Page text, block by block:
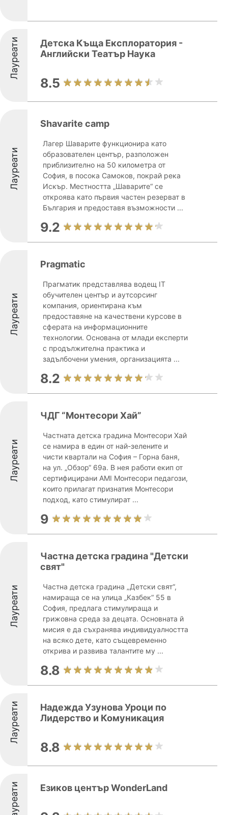
Лауреати
Детска Къща Експлоратория -
Английски Театър Наука
8.5
Лауреати
Shavarite camp
Лагер Шаварите функционира като
образователен център, разположен
приблизително на 50 километра от
София, в посока Самоков, покрай река
Искър. Местността „Шаварите“ се
откроява като първия частен резерват в
България и предоставя възможности ...
9.2
Лауреати
Pragmatic
Прагматик представлява водещ IT
обучителен център и аутсорсинг
компания, ориентирана към
предоставяне на качествени курсове в
сферата на информационните
технологии. Основана от млади експерти
с продължителна практика и
задълбочени умения, организацията ...
8.2
Лауреати
ЧДГ “Монтесори Хай”
Частната детска градина Монтесори Хай
се намира в един от най-зелените и
чисти квартали на София – Горна баня,
на ул. „Обзор“ 69а. В нея работи екип от
сертифицирани AMI Монтесори педагози,
които прилагат признатия Монтесори
подход, като стимулират ...
9
Лауреати
Частна детска градина "Детски
свят"
Частна детска градина „Детски свят“,
намираща се на улица „Казбек“ 55 в
София, предлага стимулираща и
грижовна среда за децата. Основната й
мисия е да съхранява индивидуалността
на всяко дете, като същевременно
открива и развива талантите му ...
8.8
Лауреати
Надежда Узунова Уроци по
Лидерство и Комуникация
8.8
Лауреати Езиков център WonderLand